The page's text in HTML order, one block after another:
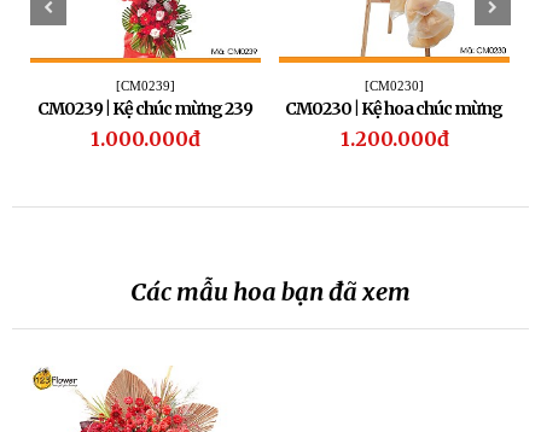
[CM0239]
CM0239 | Kệ chúc mừng 239
1.000.000đ
[CM0230]
CM0230 | Kệ hoa chúc mừng
230
1.200.000đ
Các mẫu hoa bạn đã xem